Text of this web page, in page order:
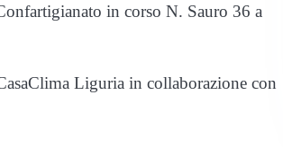
in corso N. Sauro 36 a
Liguria in collaborazione con